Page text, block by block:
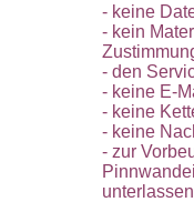
- keine
- kein
- den
- keine E-
- keine
- keine
- zur
unterlassen